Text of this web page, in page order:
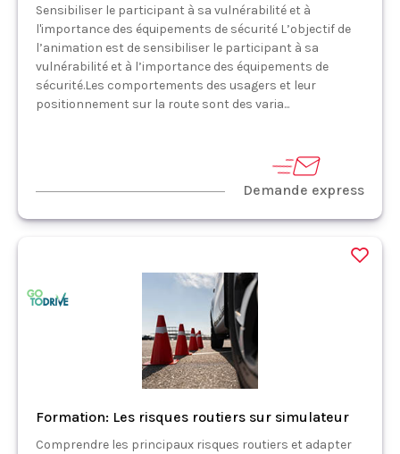
Sensibiliser le participant à sa vulnérabilité et à
l'importance des équipements de sécurité L’objectif de
l’animation est de sensibiliser le participant à sa
vulnérabilité et à l’importance des équipements de
sécurité.Les comportements des usagers et leur
positionnement sur la route sont des varia...
Demande express
Formation: Les risques routiers sur simulateur
Comprendre les principaux risques routiers et adapter